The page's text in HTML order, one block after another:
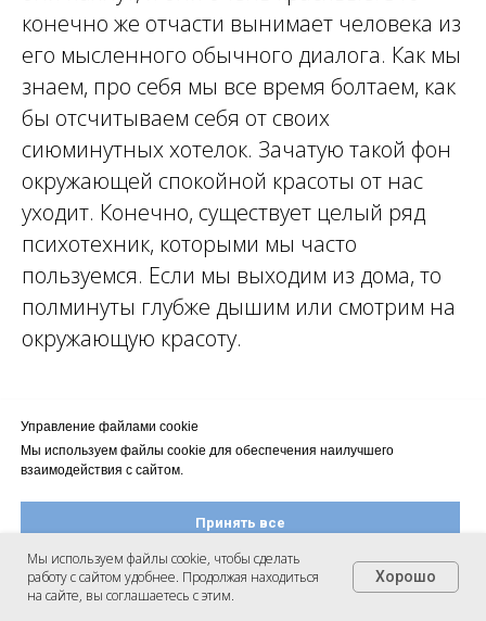
Управление файлами cookie
Мы используем файлы cookie для обеспечения наилучшего
взаимодействия с сайтом.
Принять все
Настроить файлы cookie
конечно же отчасти вынимает человека из
его мысленного обычного диалога. Как мы
знаем, про себя мы все время болтаем, как
бы отсчитываем себя от своих
сиюминутных хотелок. Зачатую такой фон
окружающей спокойной красоты от нас
уходит. Конечно, существует целый ряд
психотехник, которыми мы часто
пользуемся. Если мы выходим из дома, то
полминуты глубже дышим или смотрим на
окружающую красоту.
Мы используем файлы cookie, чтобы сделать
работу с сайтом удобнее. Продолжая находиться
на сайте, вы соглашаетесь с этим.
Хорошо